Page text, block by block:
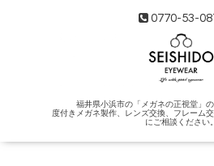
0770-53-
福井県小浜市の「メガネの正視堂」の
度付きメガネ製作、レンズ交換、フレーム
にご相談ください。